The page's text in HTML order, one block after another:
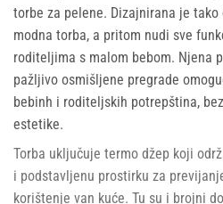
torbe za pelene. Dizajnirana je
modna torba, a pritom nudi sve
roditeljima s malom bebom. Njena
pažljivo osmišljene pregrade
bebinh i roditeljskih potrepština,
estetike.
Torba uključuje termo džep koji
i podstavljenu prostirku za
korištenje van kuće. Tu su i brojni